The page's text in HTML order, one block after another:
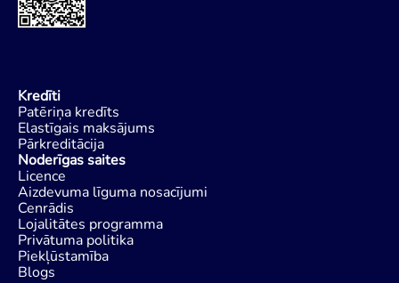
Kredīti
Patēriņa kredīts
Elastīgais maksājums
Pārkreditācija
Noderīgas saites
Licence
Aizdevuma līguma nosacījumi
Cenrādis
Lojalitātes programma
Privātuma politika
Piekļūstamība
Blogs